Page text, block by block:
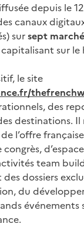
depuis le
canaux
sursept
sur le
le site
des
destinations. Il
l’offre
team
dossiers
du
événements